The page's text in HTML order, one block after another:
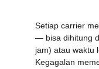
Setiap carrier
— bisa dihitung
jam) atau waktu
Kegagalan